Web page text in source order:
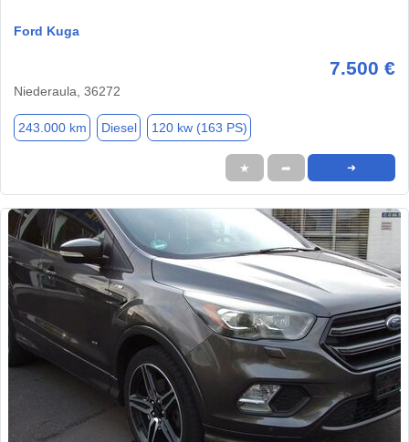
Ford Kuga
7.500 €
Niederaula, 36272
243.000 km Diesel 120 kw (163 PS)
★ ➦ ➜